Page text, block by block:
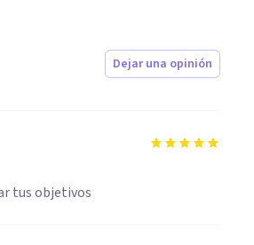
Dejar una opinión
tus objetivos